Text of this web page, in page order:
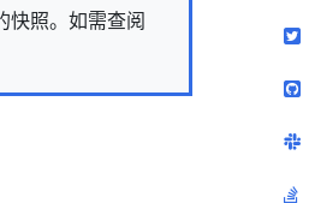
快照。如需查阅